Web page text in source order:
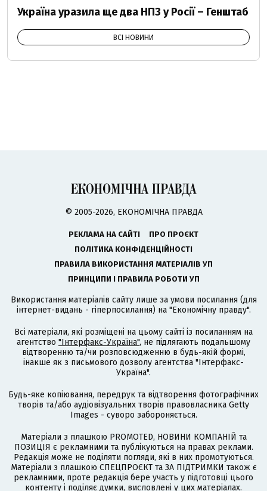
Україна уразила ще два НПЗ у Росії – Генштаб
ВСІ НОВИНИ
© 2005-2026, ЕКОНОМІЧНА ПРАВДА
РЕКЛАМА НА САЙТІ
ПРО ПРОЄКТ
ПОЛІТИКА КОНФІДЕНЦІЙНОСТІ
ПРАВИЛА ВИКОРИСТАННЯ МАТЕРІАЛІВ УП
ПРИНЦИПИ І ПРАВИЛА РОБОТИ УП
Використання матеріалів сайту лише за умови посилання (для
інтернет-видань - гіперпосилання) на "Економічну правду".
Всі матеріали, які розміщені на цьому сайті із посиланням на
агентство "Інтерфакс-Україна", не підлягають подальшому
відтворенню та/чи розповсюдженню в будь-якій формі,
інакше як з письмового дозволу агентства "Інтерфакс-
Україна".
Будь-яке копіювання, передрук та відтворення фотографічних
творів та/або аудіовізуальних творів правовласника Getty
Images - суворо забороняється.
Матеріали з плашкою PROMOTED, НОВИНИ КОМПАНІЙ та
ПОЗИЦІЯ є рекламними та публікуються на правах реклами.
Редакція може не поділяти погляди, які в них промотуються.
Матеріали з плашкою СПЕЦПРОЄКТ та ЗА ПІДТРИМКИ також є
рекламними, проте редакція бере участь у підготовці цього
контенту і поділяє думки, висловлені у цих матеріалах.